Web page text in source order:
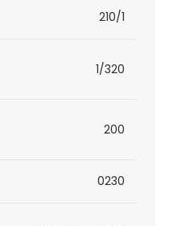
210/1
1/320
200
0230